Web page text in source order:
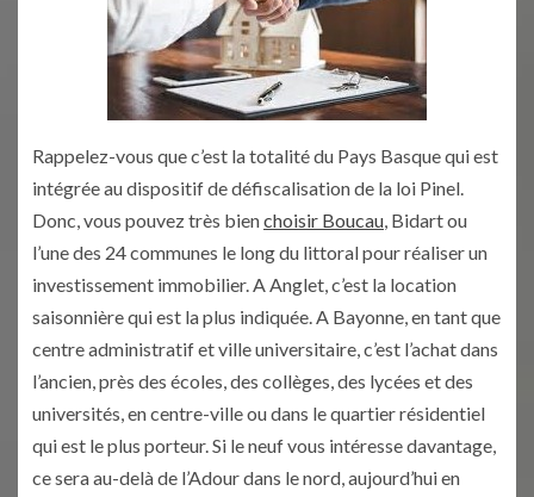
Rappelez-vous que c’est la totalité du Pays Basque qui est
intégrée au dispositif de défiscalisation de la loi Pinel.
Donc, vous pouvez très bienchoisir Boucau, Bidart ou
l’une des 24 communes le long du littoral pour réaliser un
investissement immobilier. A Anglet, c’est la location
saisonnière qui est la plus indiquée. A Bayonne, en tant que
centre administratif et ville universitaire, c’est l’achat dans
l’ancien, près des écoles, des collèges, des lycées et des
universités, en centre-ville ou dans le quartier résidentiel
qui est le plus porteur. Si le neuf vous intéresse davantage,
ce sera au-delà de l’Adour dans le nord, aujourd’hui en